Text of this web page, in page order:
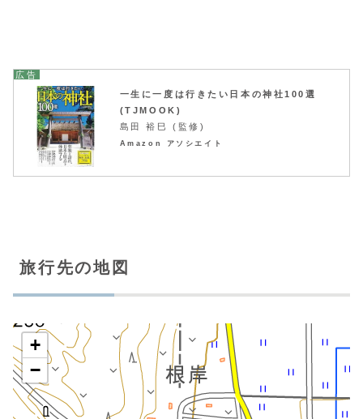
一生に一度は行きたい日本の神社100選
(TJMOOK)
島田 裕巳 (監修)
Amazon アソシエイト
旅行先の地図